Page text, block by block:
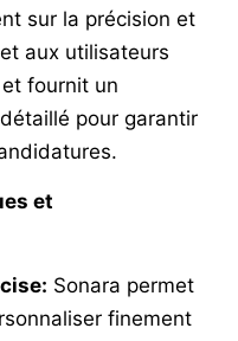
sur la précision et
aux utilisateurs
fournit un
pour garantir
et
Sonara permet
finement